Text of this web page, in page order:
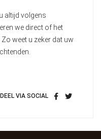
altijd volgens
we direct of het
weet u zeker dat uw
DEEL VIA SOCIAL